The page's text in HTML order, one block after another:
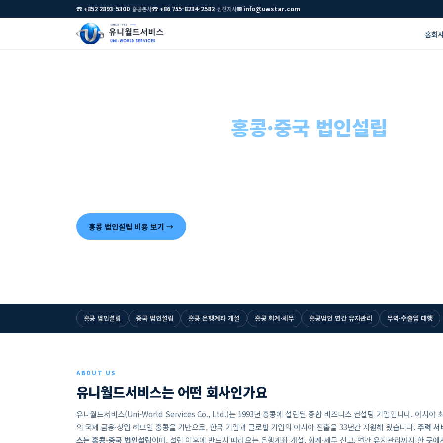
☎ +852 2893-5300 홍콩본사☎ +86 755-8234-2582 선전지사✉ info@uwstar.com
홈회
홍콩·중국 법인설립
홍콩 법인설립 비용 보기 →
홍콩 법인설립 중국 법인설립 홍콩 은행계좌 개설 홍콩 회계·세무 홍콩법인 연간 유지관리 무역·수출입 대행
ABOUT US
유니월드서비스는 어떤 회사인가요
유니월드서비스(Uni-World Services Co., Ltd.)는 1993년 홍콩에 설립된 종합 비즈니스 컨설팅 기업입니다. 아시아
의 국제 금융·상업 허브인 홍콩을 기반으로, 한국 기업과 글로벌 기업의 아시아 진출을 33년간 지원해 왔습니다. 주력 서
스는 홍콩·중국 법인설립이며, 설립 이후에 반드시 따라오는 은행계좌 개설, 회계·세무 신고, 연간 유지관리까지 한 곳에